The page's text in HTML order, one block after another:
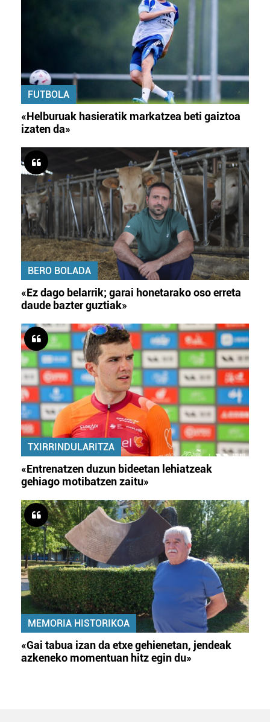
FUTBOLA
«Helburuak hasieratik markatzea beti gaiztoa
izaten da»
BERO BOLADA
«Ez dago belarrik; garai honetarako oso erreta
daude bazter guztiak»
TXIRRINDULARITZA
«Entrenatzen duzun bideetan lehiatzeak
gehiago motibatzen zaitu»
MEMORIA HISTORIKOA
«Gai tabua izan da etxe gehienetan, jendeak
azkeneko momentuan hitz egin du»